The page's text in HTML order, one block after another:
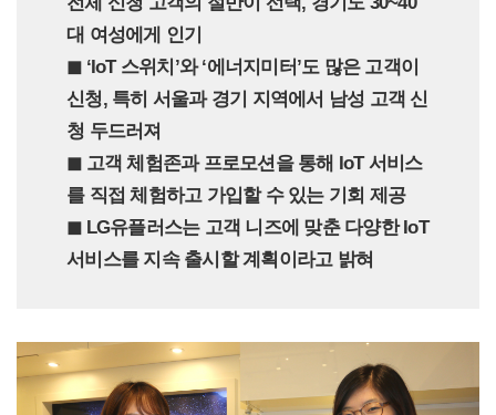
대 여성에게 인기
◼︎ ‘IoT 스위치’와 ‘에너지미터’도 많은 고객이
신청, 특히 서울과 경기 지역에서 남성 고객 신
청 두드러져
◼︎ 고객 체험존과 프로모션을 통해 IoT 서비스
를 직접 체험하고 가입할 수 있는 기회 제공
◼︎ LG유플러스는 고객 니즈에 맞춘 다양한 IoT
서비스를 지속 출시할 계획이라고 밝혀